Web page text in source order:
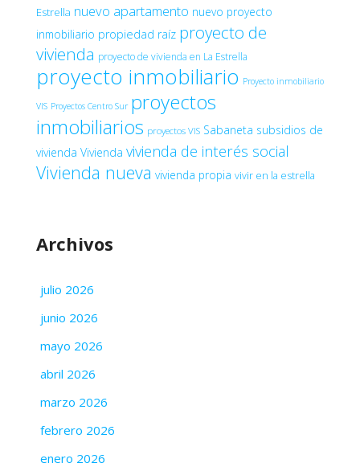
Estrella nuevo apartamento nuevo proyecto
inmobiliario propiedad raíz proyecto de
vivienda proyecto de vivienda en La Estrella
proyecto inmobiliario Proyecto inmobiliario
VIS Proyectos Centro Sur proyectos
inmobiliarios proyectos VIS Sabaneta subsidios de
vivienda Vivienda vivienda de interés social
Vivienda nueva vivienda propia vivir en la estrella
Archivos
julio 2026
junio 2026
mayo 2026
abril 2026
marzo 2026
febrero 2026
enero 2026